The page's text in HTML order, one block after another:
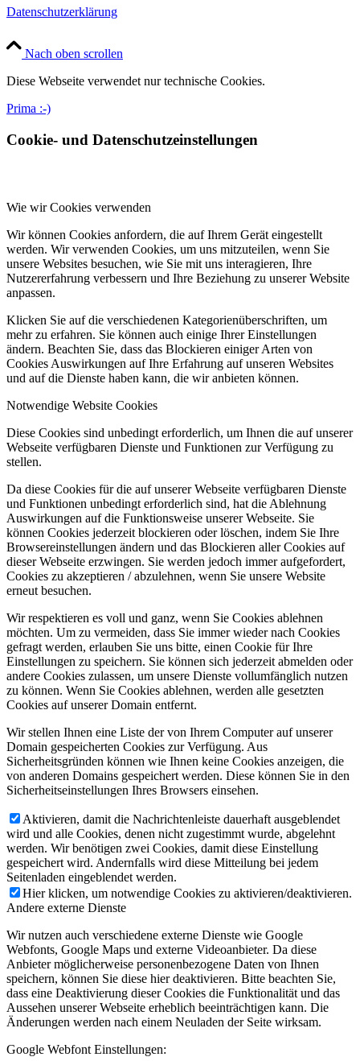
Datenschutzerklärung
Nach oben scrollen
Diese Webseite verwendet nur technische Cookies.
Prima :-)
Cookie- und Datenschutzeinstellungen
Wie wir Cookies verwenden
Wir können Cookies anfordern, die auf Ihrem Gerät eingestellt
werden. Wir verwenden Cookies, um uns mitzuteilen, wenn Sie
unsere Websites besuchen, wie Sie mit uns interagieren, Ihre
Nutzererfahrung verbessern und Ihre Beziehung zu unserer Website
anpassen.
Klicken Sie auf die verschiedenen Kategorienüberschriften, um
mehr zu erfahren. Sie können auch einige Ihrer Einstellungen
ändern. Beachten Sie, dass das Blockieren einiger Arten von
Cookies Auswirkungen auf Ihre Erfahrung auf unseren Websites
und auf die Dienste haben kann, die wir anbieten können.
Notwendige Website Cookies
Diese Cookies sind unbedingt erforderlich, um Ihnen die auf unserer
Webseite verfügbaren Dienste und Funktionen zur Verfügung zu
stellen.
Da diese Cookies für die auf unserer Webseite verfügbaren Dienste
und Funktionen unbedingt erforderlich sind, hat die Ablehnung
Auswirkungen auf die Funktionsweise unserer Webseite. Sie
können Cookies jederzeit blockieren oder löschen, indem Sie Ihre
Browsereinstellungen ändern und das Blockieren aller Cookies auf
dieser Webseite erzwingen. Sie werden jedoch immer aufgefordert,
Cookies zu akzeptieren / abzulehnen, wenn Sie unsere Website
erneut besuchen.
Wir respektieren es voll und ganz, wenn Sie Cookies ablehnen
möchten. Um zu vermeiden, dass Sie immer wieder nach Cookies
gefragt werden, erlauben Sie uns bitte, einen Cookie für Ihre
Einstellungen zu speichern. Sie können sich jederzeit abmelden oder
andere Cookies zulassen, um unsere Dienste vollumfänglich nutzen
zu können. Wenn Sie Cookies ablehnen, werden alle gesetzten
Cookies auf unserer Domain entfernt.
Wir stellen Ihnen eine Liste der von Ihrem Computer auf unserer
Domain gespeicherten Cookies zur Verfügung. Aus
Sicherheitsgründen können wie Ihnen keine Cookies anzeigen, die
von anderen Domains gespeichert werden. Diese können Sie in den
Sicherheitseinstellungen Ihres Browsers einsehen.
Aktivieren, damit die Nachrichtenleiste dauerhaft ausgeblendet
wird und alle Cookies, denen nicht zugestimmt wurde, abgelehnt
werden. Wir benötigen zwei Cookies, damit diese Einstellung
gespeichert wird. Andernfalls wird diese Mitteilung bei jedem
Seitenladen eingeblendet werden.
Hier klicken, um notwendige Cookies zu aktivieren/deaktivieren.
Andere externe Dienste
Wir nutzen auch verschiedene externe Dienste wie Google
Webfonts, Google Maps und externe Videoanbieter. Da diese
Anbieter möglicherweise personenbezogene Daten von Ihnen
speichern, können Sie diese hier deaktivieren. Bitte beachten Sie,
dass eine Deaktivierung dieser Cookies die Funktionalität und das
Aussehen unserer Webseite erheblich beeinträchtigen kann. Die
Änderungen werden nach einem Neuladen der Seite wirksam.
Google Webfont Einstellungen: